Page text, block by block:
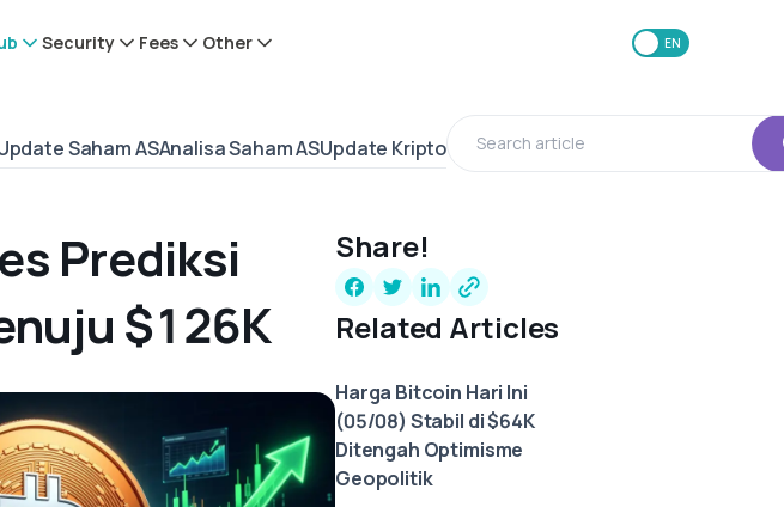
Security Fees Other EN
Saham ASAnalisa Saham ASUpdate Kripto
Prediksi
$126K
Share!
Related Articles
Harga Bitcoin Hari Ini
(05/08) Stabil di $64K
Ditengah Optimisme
Geopolitik